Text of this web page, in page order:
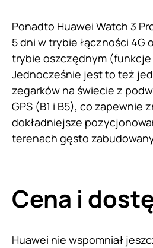
Ponadto Huawei Watch 3
5 dni w trybie łączności 4G
trybie oszczędnym
Jednocześnie jest to też
zegarków na świecie z
GPS (B1 i B5), co zapewnie
dokładniejsze
terenach gęsto
Cena i
Huawei nie wspomniał